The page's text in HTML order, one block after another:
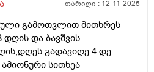
თარიღი : 12-11-2025
გამოთვლით მითხრეს
და ბავშვის
გადავიღე 4 დე
სითხეა